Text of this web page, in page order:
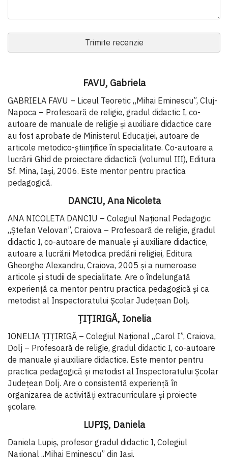
Trimite recenzie
FAVU, Gabriela
GABRIELA FAVU – Liceul Teoretic „Mihai Eminescu”, Cluj-
Napoca – Profesoară de religie, gradul didactic I, co-
autoare de manuale de religie și auxiliare didactice care
au fost aprobate de Ministerul Educației, autoare de
articole metodico-științifice în specialitate. Co-autoare a
lucrării Ghid de proiectare didactică (volumul III), Editura
Sf. Mina, Iași, 2006. Este mentor pentru practica
pedagogică.
DANCIU, Ana Nicoleta
ANA NICOLETA DANCIU – Colegiul Național Pedagogic
„Ștefan Velovan”, Craiova – Profesoară de religie, gradul
didactic I, co-autoare de manuale și auxiliare didactice,
autoare a lucrării Metodica predării religiei, Editura
Gheorghe Alexandru, Craiova, 2005 și a numeroase
articole și studii de specialitate. Are o îndelungată
experiență ca mentor pentru practica pedagogică și ca
metodist al Inspectoratului Școlar Județean Dolj.
ȚIȚIRIGĂ, Ionelia
IONELIA ȚIȚIRIGĂ – Colegiul Național „Carol I”, Craiova,
Dolj – Profesoară de religie, gradul didactic I, co-autoare
de manuale și auxiliare didactice. Este mentor pentru
practica pedagogică și metodist al Inspectoratului Școlar
Județean Dolj. Are o consistentă experiență în
organizarea de activități extracurriculare și proiecte
școlare.
LUPIŞ, Daniela
Daniela Lupiş, profesor gradul didactic I, Colegiul
Naţional ,,Mihai Eminescu” din Iaşi.